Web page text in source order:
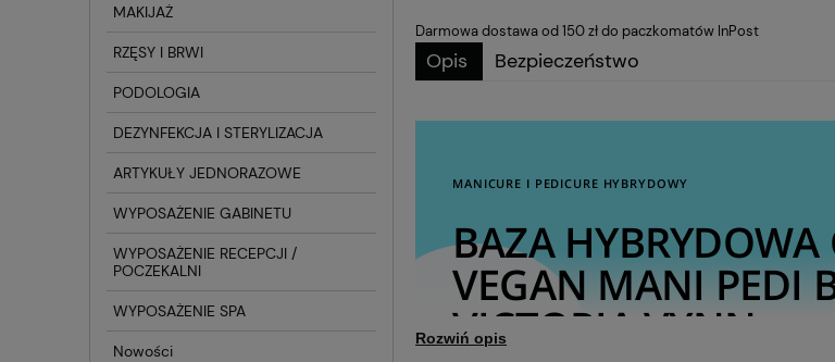
MAKIJAŻ
RZĘSY I BRWI
PODOLOGIA
DEZYNFEKCJA I STERYLIZACJA
ARTYKUŁY JEDNORAZOWE
WYPOSAŻENIE GABINETU
WYPOSAŻENIE RECEPCJI /
POCZEKALNI
WYPOSAŻENIE SPA
Nowości
Darmowa dostawa od 150 zł do paczkomatów InPost
Opis Bezpieczeństwo
MANICURE I PEDICURE HYBRYDOWY
BAZA HYBRYDOWA
VEGAN MANI PEDI
VICTORIA VYNN
Rozwiń opis